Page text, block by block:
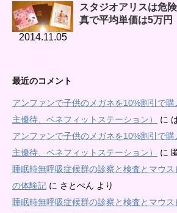
2014.11.05
スタジオアリスは危
真で平均単価は5万円
最近のコメント
アンファンで子供のメガネを10%割引で
主優待、ベネフィットステーション）
に
アンファンで子供のメガネを10%割引で
主優待、ベネフィットステーション）
に
睡眠時無呼吸症候群の診察と検査とマウ
の体験記 に さとぺん より
睡眠時無呼吸症候群の診察と検査とマウ